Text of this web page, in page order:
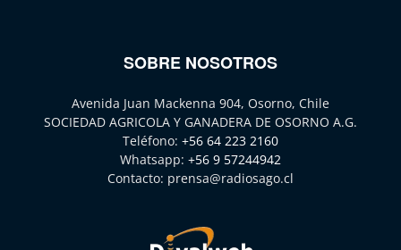
SOBRE NOSOTROS
Avenida Juan Mackenna 904, Osorno, Chile
SOCIEDAD AGRICOLA Y GANADERA DE OSORNO A.G.
Teléfono: +56 64 223 2160
Whatsapp: +56 9 57244942
Contacto: prensa@radiosago.cl